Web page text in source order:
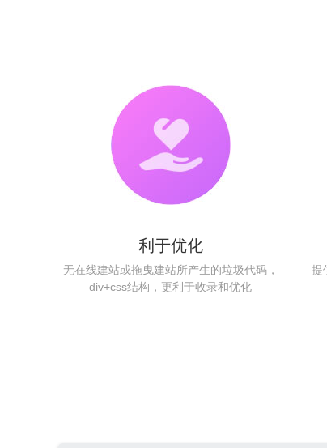
利于优化
无在线建站或拖曳建站所产生的垃圾代码，
div+css结构，更利于收录和优化
提